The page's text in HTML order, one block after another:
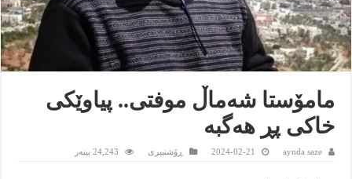
مامۆستا شه‌ماڵ موفتی.. پیاوێكى
خاكی پڕ هه‌گبه‌
aynda saze
2024-02-21 ڕۆشنبیرى 24,243 بینەر